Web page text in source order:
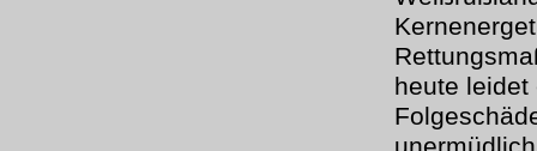
heute